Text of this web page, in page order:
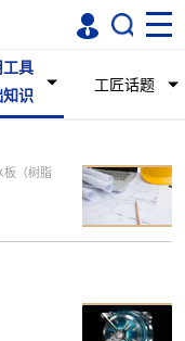
工具
知识
工匠话题
板（树脂
尘地垫